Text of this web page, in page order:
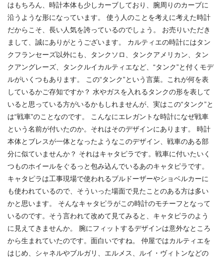
はもちろん、時計本体も少しカーブしており、腕周りのカーブに
沿うような形になっています。 使う人のことを考えに考えた時計
だからこそ、長い人気を誇っているのでしょう。 お売りいただき
まして、誠にありがとうございます。 カルティエの時計にはタン
クフランセーズ以外にも、タンクソロ、タンクアメリカン、タン
クアングレーズ、タンクルイカルティエなど、“タンク”と付くモデ
ルがいくつもあります。 この“タンク”という言葉。これが何を表
しているかご存知ですか？ 水やガスを入れるタンクの形を表して
いると思っている方がいるかもしれませんが、実はこの“タンク”と
は“戦車”のことなのです。 こんなにエレガントな時計になぜ戦車
という名前が付いたのか。それはそのデザインにあります。 時計
本体とブレスが一体となったようなこのデザイン、戦車のある部
分に似ていませんか？ それはキャタピラです。戦車に付いたいく
つものホイールをぐるっと包み込んでいるあのキャタピラです。
キャタピラは工事現場で使われるブルドーザーやショベルカーに
も使われているので、そういった場面で見たことのある方は多い
かと思います。 そんなキャタピラがこの時計のモチーフとなって
いるのです。そう言われて改めて見てみると、キャタピラのよう
に見えてきませんか。 腕にフィットするデザインは意外なところ
から生まれていたのです。面白いですね。 仲屋ではカルティエを
はじめ、シャネルやブルガリ、エルメス、ルイ・ヴィトンなどの